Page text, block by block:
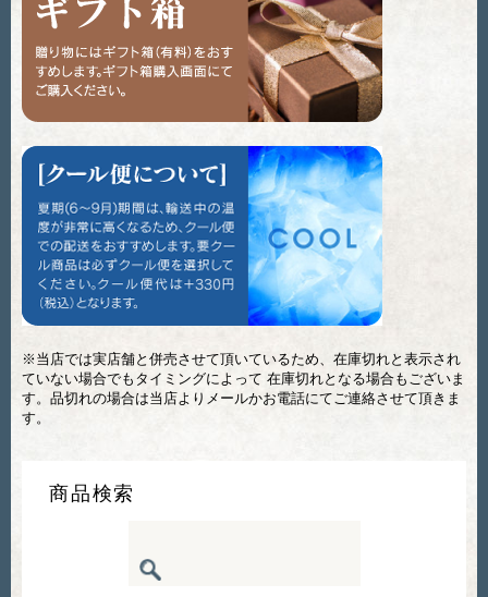
※当店では実店舗と併売させて頂いているため、在庫切れと表示され
ていない場合でもタイミングによって 在庫切れとなる場合もございま
す。品切れの場合は当店よりメールかお電話にてご連絡させて頂きま
す。
商品検索